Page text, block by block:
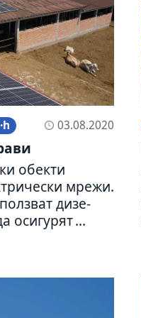
03.08.2020
обекти
мрежи.
дизе­
оси­гу­рят ...